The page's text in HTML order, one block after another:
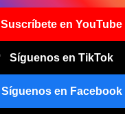
Suscríbete en YouTube
Síguenos en TikTok
Síguenos en Facebook